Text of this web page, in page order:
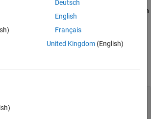
for encryption, decryption or signing operation
for key generation
incorrectly for cryptographic
Deutsch
English
Français
United Kingdom(English)